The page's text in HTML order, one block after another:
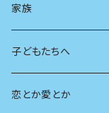
AIと社会
広告
日本の芸能
学ぶ楽しみ
現在
未来
旅
人生
家族
子どもたちへ
教育
恋とか愛とか